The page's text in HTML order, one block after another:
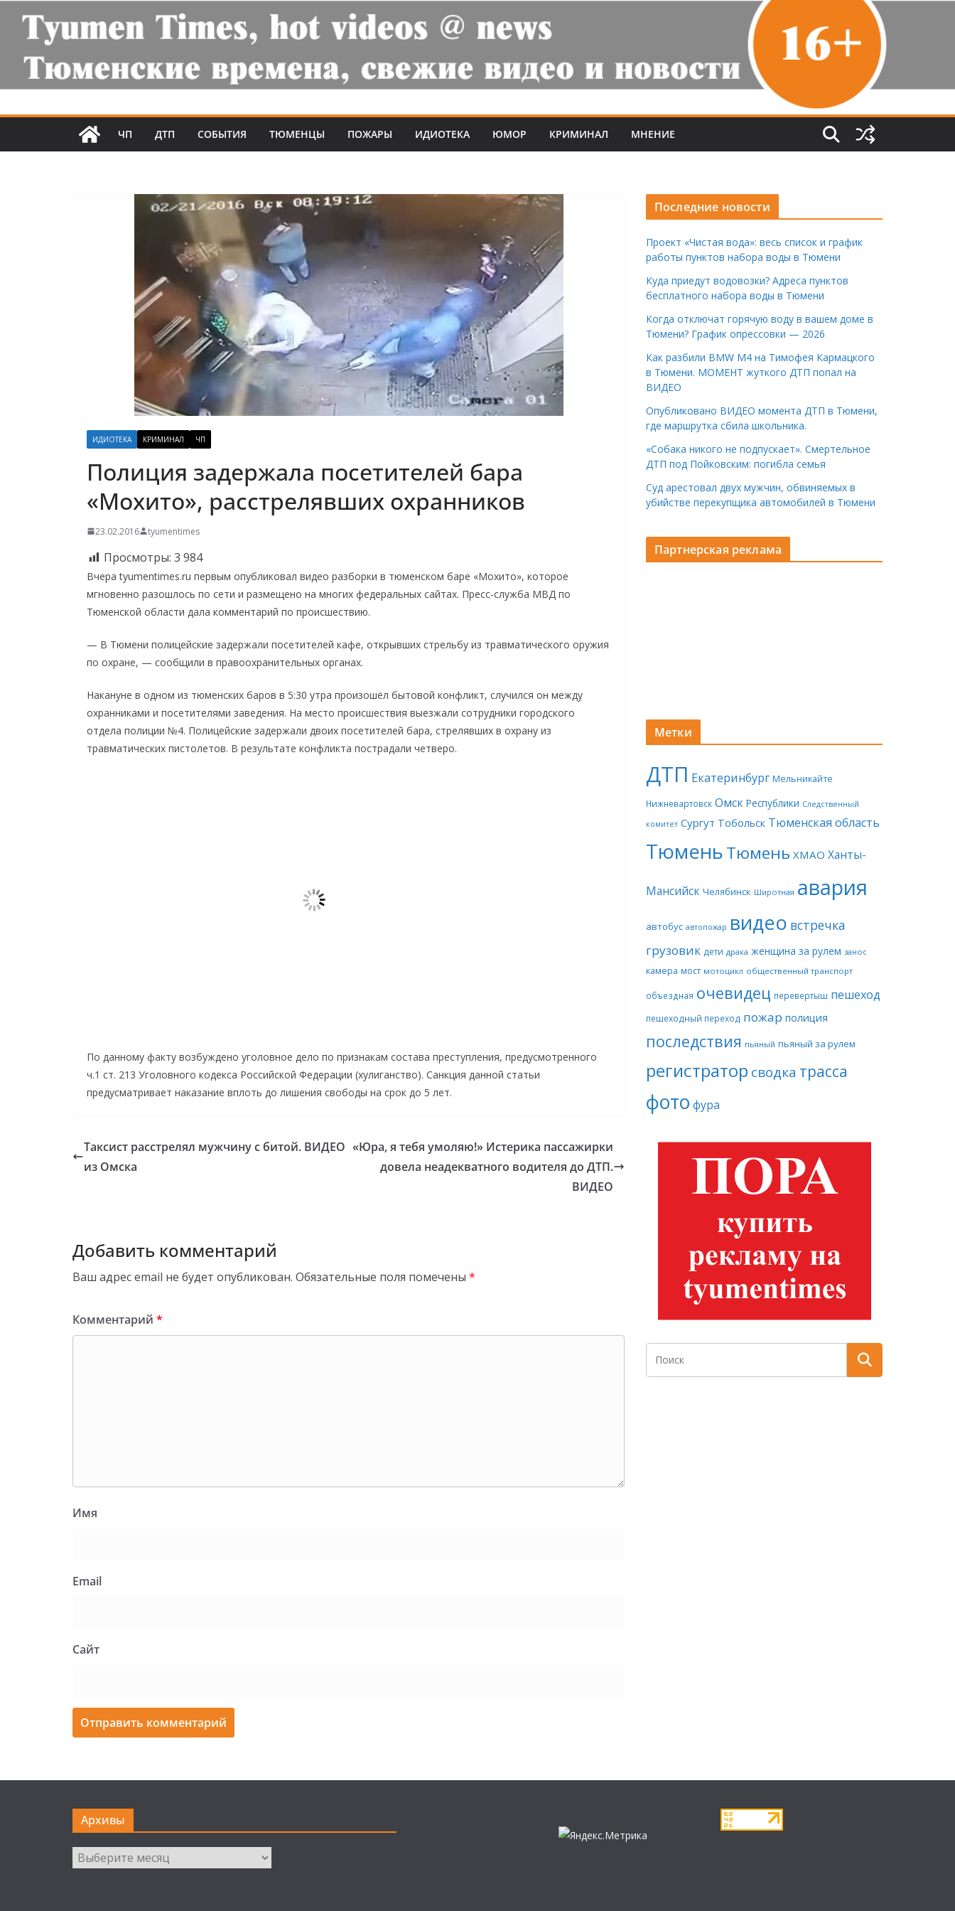
ЧП ДТП СОБЫТИЯ ТЮМЕНЦЫ ПОЖАРЫ ИДИОТЕКА ЮМОР КРИМИНАЛ МНЕНИЕ
ИДИОТЕКА КРИМИНАЛ ЧП
Полиция задержала посетителей бара
«Мохито», расстрелявших охранников
23.02.2016 tyumentimes
Просмотры: 3 984
Вчера tyumentimes.ru первым опубликовал видео разборки в тюменском баре «Мохито», которое
мгновенно разошлось по сети и размещено на многих федеральных сайтах. Пресс-служба МВД по
Тюменской области дала комментарий по происшествию.
— В Тюмени полицейские задержали посетителей кафе, открывших стрельбу из травматического оружия
по охране, — сообщили в правоохранительных органах.
Накануне в одном из тюменских баров в 5:30 утра произошёл бытовой конфликт, случился он между
охранниками и посетителями заведения. На место происшествия выезжали сотрудники городского
отдела полиции №4. Полицейские задержали двоих посетителей бара, стрелявших в охрану из
травматических пистолетов. В результате конфликта пострадали четверо.
По данному факту возбуждено уголовное дело по признакам состава преступления, предусмотренного
ч.1 ст. 213 Уголовного кодекса Российской Федерации (хулиганство). Санкция данной статьи
предусматривает наказание вплоть до лишения свободы на срок до 5 лет.
Таксист расстрелял мужчину с битой. ВИДЕО
из Омска
«Юра, я тебя умоляю!» Истерика пассажирки
довела неадекватного водителя до ДТП.
ВИДЕО
Добавить комментарий
Ваш адрес email не будет опубликован. Обязательные поля помечены *
Комментарий *
Имя
Email
Сайт
Последние новости
Проект «Чистая вода»: весь список и график
работы пунктов набора воды в Тюмени
Куда приедут водовозки? Адреса пунктов
бесплатного набора воды в Тюмени
Когда отключат горячую воду в вашем доме в
Тюмени? График опрессовки — 2026
Как разбили BMW M4 на Тимофея Кармацкого
в Тюмени. МОМЕНТ жуткого ДТП попал на
ВИДЕО
Опубликовано ВИДЕО момента ДТП в Тюмени,
где маршрутка сбила школьника.
«Собака никого не подпускает». Смертельное
ДТП под Пойковским: погибла семья
Суд арестовал двух мужчин, обвиняемых в
убийстве перекупщика автомобилей в Тюмени
Партнерская реклама
Метки
ДТП Екатеринбург Мельникайте
Нижневартовск Омск Республики Следственный
комитет Сургут Тобольск Тюменская область
ТюменьТюмень ХМАО Ханты-
Мансийск Челябинск Широтная авария
автобус автопожар видео встречка
грузовик дети драка женщина за рулем занос
камера мост мотоцикл общественный транспорт
объездная очевидец перевертыш пешеход
пешеходный переход пожар полиция
последствия пьяный пьяный за рулем
регистратор сводка трасса
фото фура
Архивы
Архивы